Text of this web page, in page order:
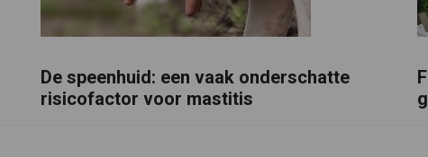
De speenhuid: een vaak onderschatte
risicofactor voor mastitis